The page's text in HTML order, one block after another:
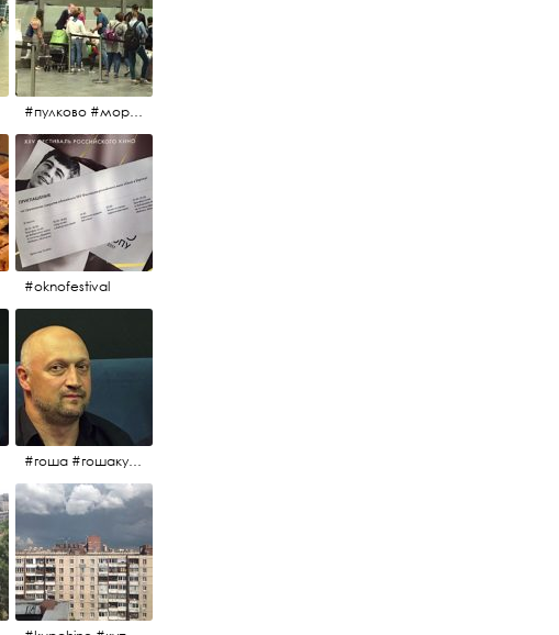
#пулково #море #песок #лето #морепесоксолнце #дваночи
#oknofestival
#гоша #гошакуценко #oknofestival